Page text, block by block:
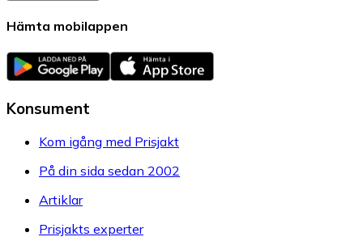
Hämta mobilappen
Konsument
Kom igång med Prisjakt
På din sida sedan 2002
Artiklar
Prisjakts experter